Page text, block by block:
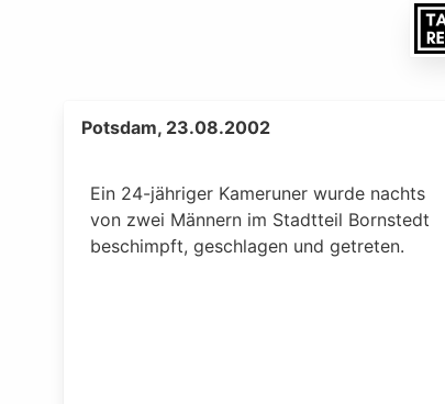
Potsdam, 23.08.2002
Ein 24-jähriger Kameruner wurde nachts
von zwei Männern im Stadtteil Bornstedt
beschimpft, geschlagen und getreten.